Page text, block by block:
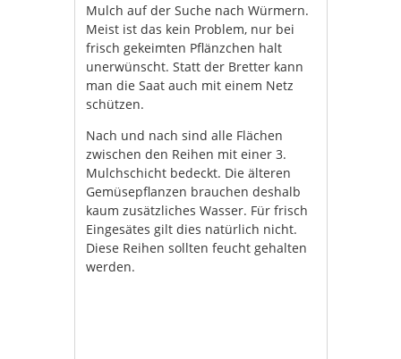
Mulch auf der Suche nach Würmern.
Meist ist das kein Problem, nur bei
frisch gekeimten Pflänzchen halt
unerwünscht. Statt der Bretter kann
man die Saat auch mit einem Netz
schützen.
Nach und nach sind alle Flächen
zwischen den Reihen mit einer 3.
Mulchschicht bedeckt. Die älteren
Gemüsepflanzen brauchen deshalb
kaum zusätzliches Wasser. Für frisch
Eingesätes gilt dies natürlich nicht.
Diese Reihen sollten feucht gehalten
werden.